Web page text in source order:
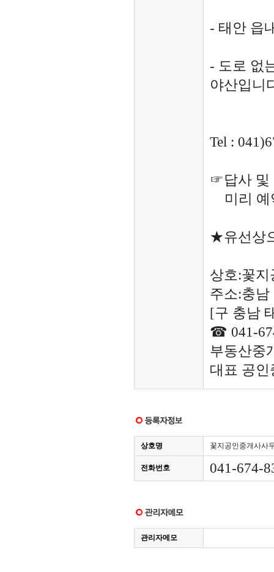
- 태안 읍
- 도로 없
야산입니
Tel :
☞답사 및
미리 예
★유선상
상호:꽃
주소:충
[구 충남
☎ 041-
부동산중
대표 공
상호명 꽃지공인중개사사
전화번호 041-674-
관리자메모